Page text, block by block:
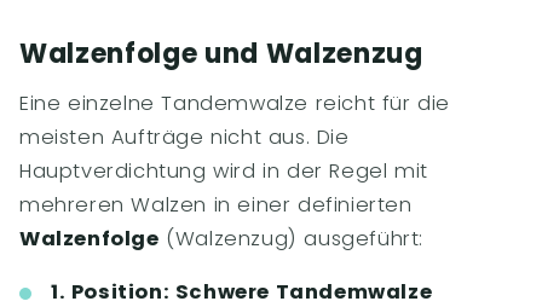
Walzenfolge und Walzenzug
Eine einzelne Tandemwalze reicht für die
meisten Aufträge nicht aus. Die
Hauptverdichtung wird in der Regel mit
mehreren Walzen in einer definierten
Walzenfolge (Walzenzug) ausgeführt:
1. Position: Schwere Tandemwalze